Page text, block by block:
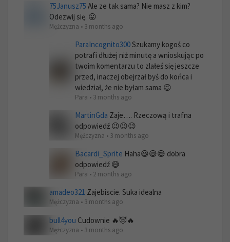
75Janusz75 Ale ze tak sama? Nie masz z kim?
Odezwij się. 😛
Mężczyzna • 3 months ago
ParaIncognito300Szukamy kogoś co
potrafi dłużej niż minutę a wnioskując po
twoim komentarzu to zlałeś się jeszcze
przed, inaczej obejrzał byś do końca i
wiedział, że nie byłam sama 😉
Para • 3 months ago
MartinGda Zaje…. Rzeczową i trafna
odpowiedź 😉😉😉
Mężczyzna • 3 months ago
Bacardi_Sprite Haha😃😅😅 dobra
odpowiedź 😅
Para • 2 months ago
amadeo321 Zajebiscie. Suka idealna
Mężczyzna • 3 months ago
bull4you Cudownie 🔥😈🔥
Mężczyzna • 3 months ago